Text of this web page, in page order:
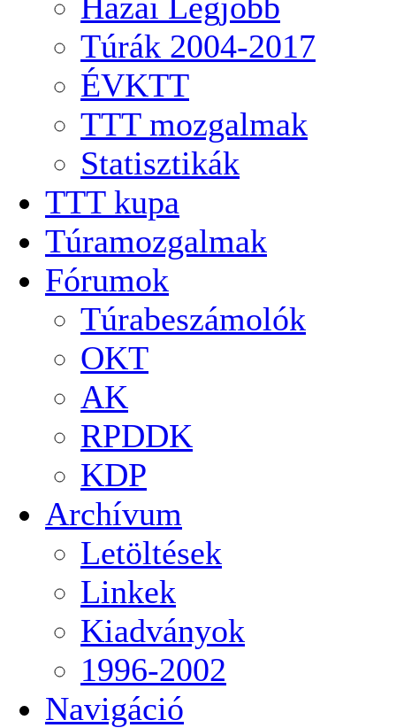
Túrák 2004-2017
ÉVKTT
TTT mozgalmak
Statisztikák
TTT kupa
Túramozgalmak
Fórumok
Túrabeszámolók
OKT
AK
RPDDK
KDP
Archívum
Letöltések
Linkek
Kiadványok
1996-2002
Navigáció